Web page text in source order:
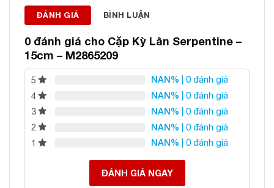
ĐÁNH GIÁ BÌNH LUẬN
0 đánh giá cho Cặp Kỳ Lân Serpentine –
15cm – M2865209
5 NAN% | 0 đánh giá
4
NAN% | 0 đánh giá
3
NAN% | 0 đánh giá
2
NAN% | 0 đánh giá
1
NAN% | 0 đánh giá
ĐÁNH GIÁ NGAY